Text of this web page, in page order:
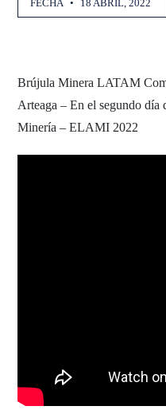
FECHA • 18 ABRIL, 2022
Brújula Minera LATAM
Arteaga – En el segundo día
Minería – ELAMI 2022